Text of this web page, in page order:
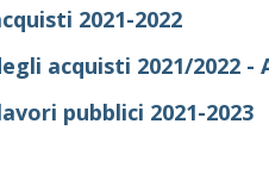
2021-2022
acquisti 2021/2022
pubblici 2021-2023